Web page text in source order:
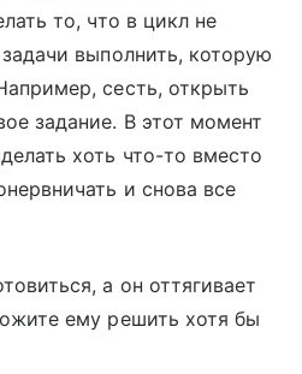
то, что в цикл не
выполнить, которую
сесть, открыть
задание. В этот момент
хоть что-то вместо
и снова все
а он оттягивает
ему решить хотя бы